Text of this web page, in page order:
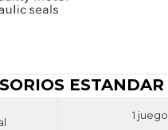
ESTANDAR
1 juego